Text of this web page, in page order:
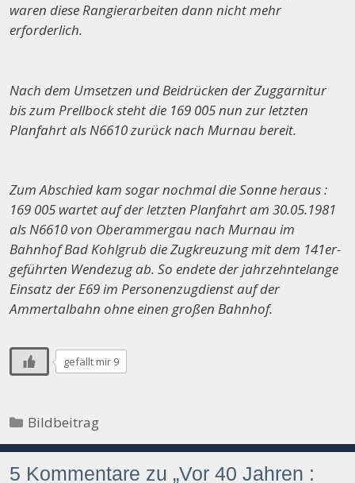
waren diese Rangierarbeiten dann nicht mehr
erforderlich.
Nach dem Umsetzen und Beidrücken der Zuggarnitur
bis zum Prellbock steht die 169 005 nun zur letzten
Planfahrt als N6610 zurück nach Murnau bereit.
Zum Abschied kam sogar nochmal die Sonne heraus :
169 005 wartet auf der letzten Planfahrt am 30.05.1981
als N6610 von Oberammergau nach Murnau im
Bahnhof Bad Kohlgrub die Zugkreuzung mit dem 141er-
geführten Wendezug ab. So endete der jahrzehntelange
Einsatz der E69 im Personenzugdienst auf der
Ammertalbahn ohne einen großen Bahnhof.
gefällt mir 9
Kategorien
Bildbeitrag
5 Kommentare zu „Vor 40 Jahren :